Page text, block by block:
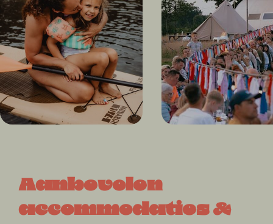
Aanbevolen
accommodaties &